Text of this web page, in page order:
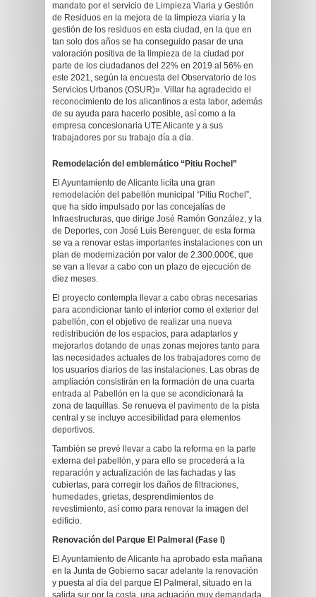
mandato por el servicio de Limpieza Viaria y Gestión
de Residuos en la mejora de la limpieza viaria y la
gestión de los residuos en esta ciudad, en la que en
tan solo dos años se ha conseguido pasar de una
valoración positiva de la limpieza de la ciudad por
parte de los ciudadanos del 22% en 2019 al 56% en
este 2021, según la encuesta del Observatorio de los
Servicios Urbanos (OSUR)». Villar ha agradecido el
reconocimiento de los alicantinos a esta labor, además
de su ayuda para hacerlo posible, así como a la
empresa concesionaria UTE Alicante y a sus
trabajadores por su trabajo día a día.
Remodelación del emblemático “Pitiu Rochel”
El Ayuntamiento de Alicante licita una gran
remodelación del pabellón municipal “Pitiu Rochel”,
que ha sido impulsado por las concejalías de
Infraestructuras, que dirige José Ramón González, y la
de Deportes, con José Luis Berenguer, de esta forma
se va a renovar estas importantes instalaciones con un
plan de modernización por valor de 2.300.000€, que
se van a llevar a cabo con un plazo de ejecución de
diez meses.
El proyecto contempla llevar a cabo obras necesarias
para acondicionar tanto el interior como el exterior del
pabellón, con el objetivo de realizar una nueva
redistribución de los espacios, para adaptarlos y
mejorarlos dotando de unas zonas mejores tanto para
las necesidades actuales de los trabajadores como de
los usuarios diarios de las instalaciones. Las obras de
ampliación consistirán en la formación de una cuarta
entrada al Pabellón en la que se acondicionará la
zona de taquillas. Se renueva el pavimento de la pista
central y se incluye accesibilidad para elementos
deportivos.
También se prevé llevar a cabo la reforma en la parte
externa del pabellón, y para ello se procederá a la
reparación y actualización de las fachadas y las
cubiertas, para corregir los daños de filtraciones,
humedades, grietas, desprendimientos de
revestimiento, así como para renovar la imagen del
edificio.
Renovación del Parque El Palmeral (Fase I)
El Ayuntamiento de Alicante ha aprobado esta mañana
en la Junta de Gobierno sacar adelante la renovación
y puesta al día del parque El Palmeral, situado en la
salida sur por la costa, una actuación muy demandada